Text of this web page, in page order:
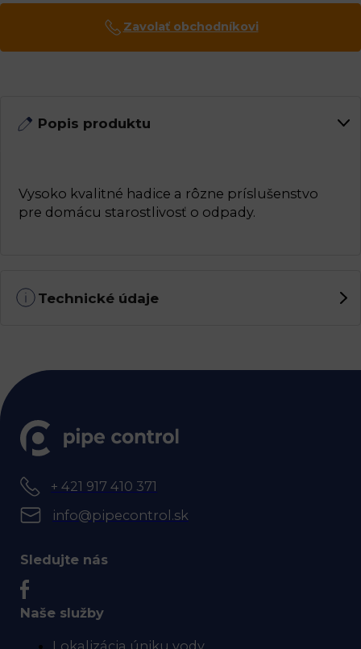
Zavolať obchodníkovi
Popis produktu
Vysoko kvalitné hadice a rôzne príslušenstvo
pre domácu starostlivosť o odpady.
Technické údaje
+ 421 917 410 371
info@pipecontrol.sk
Sledujte nás
Naše služby